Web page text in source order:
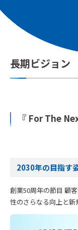
長期ビジョン
『 For The
2030年の目指す
創業50周年の節目 顧
性のさらなる向上と